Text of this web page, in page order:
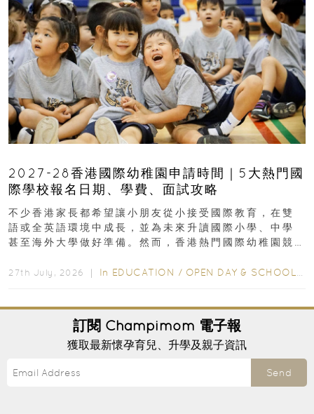
2027-28香港國際幼稚園申請時間｜5大熱門國
際學校報名日期、學費、面試攻略
不少香港家長都希望讓小朋友從小接受國際教育，在雙
語或全英語環境中成長，並為未來升讀國際小學、中學
甚至海外大學做好準備。然而，香港熱門國際幼稚園競
27th July, 2026 ｜ In EDUCATION / OPEN DAY & SCHOOL EVENTS
訂閱 Champimom 電子報
獲取最新懷孕育兒、升學及親子資訊
Send